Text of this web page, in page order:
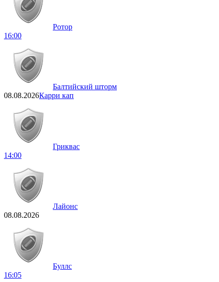
Ротор
16:00
Балтийский шторм
08.08.2026Карри кап
Гриквас
14:00
Лайонс
08.08.2026
Буллс
16:05